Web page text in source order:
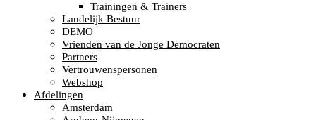
Trainingen & Trainers
Landelijk Bestuur
DEMO
Vrienden van de Jonge Democraten
Partners
Vertrouwenspersonen
Webshop
Afdelingen
Amsterdam